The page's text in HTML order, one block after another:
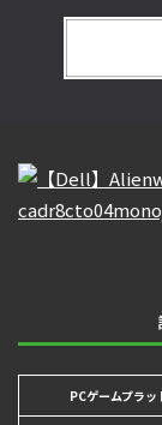
PCゲームプラッ